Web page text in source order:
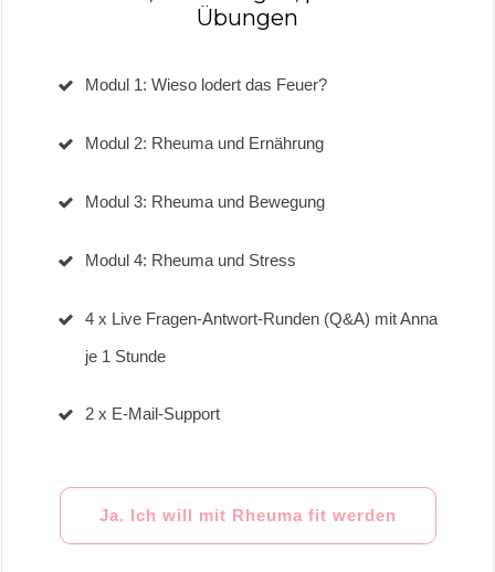
Übungen
Modul 1: Wieso lodert das Feuer?
Modul 2: Rheuma und Ernährung
Modul 3: Rheuma und Bewegung
Modul 4: Rheuma und Stress
4 x Live Fragen-Antwort-Runden (Q&A) mit Anna
je 1 Stunde
2 x E-Mail-Support
Ja. Ich will mit Rheuma fit werden